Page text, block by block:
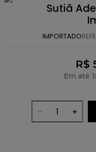
Sutiã
IMPORTADO
R$
Em até 1
＋
－